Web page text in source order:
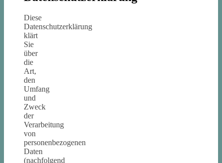
Diese
Datenschutzerklärung
klärt
Sie
über
die
Art,
den
Umfang
und
Zweck
der
Verarbeitung
von
personenbezogenen
Daten
(nachfolgend